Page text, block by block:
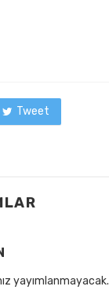
Tweet
yayımlanmayacak.